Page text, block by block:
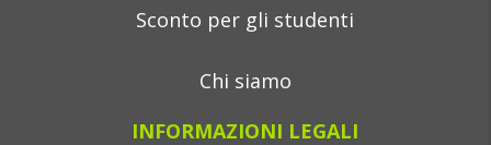
Sconto per gli studenti
Chi siamo
INFORMAZIONI LEGALI